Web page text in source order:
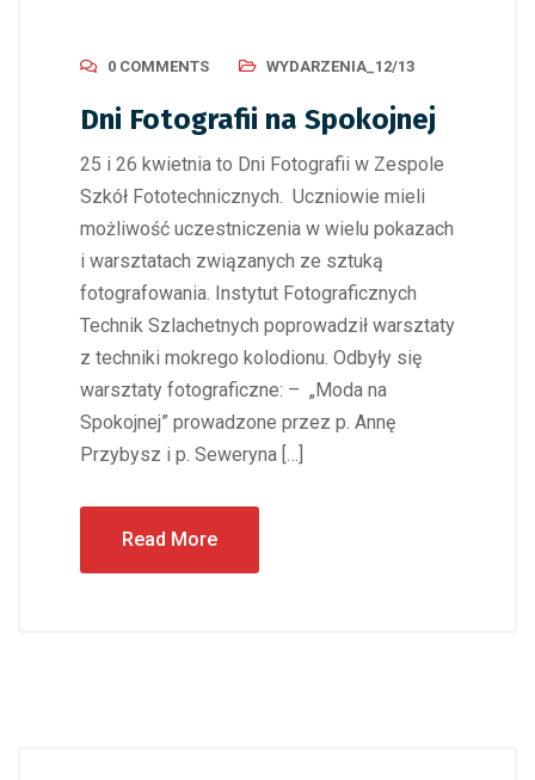
0 COMMENTS WYDARZENIA_12/13
Dni Fotografii na Spokojnej
25 i 26 kwietnia to Dni Fotografii w Zespole
Szkół Fototechnicznych. Uczniowie mieli
możliwość uczestniczenia w wielu pokazach
i warsztatach związanych ze sztuką
fotografowania. Instytut Fotograficznych
Technik Szlachetnych poprowadził warsztaty
z techniki mokrego kolodionu. Odbyły się
warsztaty fotograficzne: – „Moda na
Spokojnej” prowadzone przez p. Annę
Przybysz i p. Seweryna […]
Read More